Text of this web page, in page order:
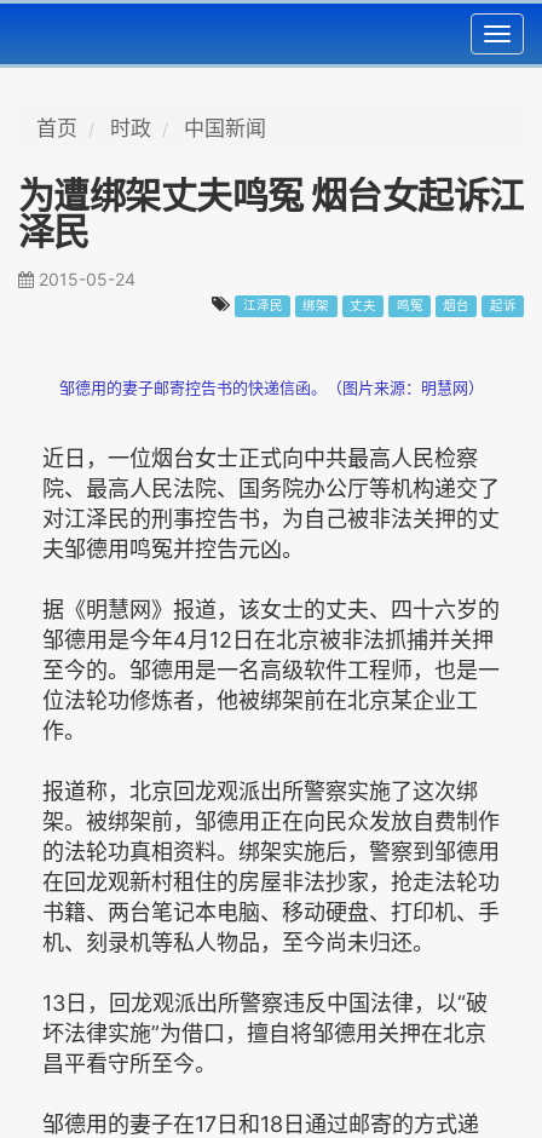
首页 时政 中国新闻
为遭绑架丈夫鸣冤 烟台女起诉江
泽民
2015-05-24
江泽民 绑架 丈夫 鸣冤 烟台 起诉
邹德用的妻子邮寄控告书的快递信函。（图片来源：明慧网）
近日，一位烟台女士正式向中共最高人民检察
院、最高人民法院、国务院办公厅等机构递交了
对江泽民的刑事控告书，为自己被非法关押的丈
夫邹德用鸣冤并控告元凶。
据《明慧网》报道，该女士的丈夫、四十六岁的
邹德用是今年4月12日在北京被非法抓捕并关押
至今的。邹德用是一名高级软件工程师，也是一
位法轮功修炼者，他被绑架前在北京某企业工
作。
报道称，北京回龙观派出所警察实施了这次绑
架。被绑架前，邹德用正在向民众发放自费制作
的法轮功真相资料。绑架实施后，警察到邹德用
在回龙观新村租住的房屋非法抄家，抢走法轮功
书籍、两台笔记本电脑、移动硬盘、打印机、手
机、刻录机等私人物品，至今尚未归还。
13日，回龙观派出所警察违反中国法律，以“破
坏法律实施”为借口，擅自将邹德用关押在北京
昌平看守所至今。
邹德用的妻子在17日和18日通过邮寄的方式递